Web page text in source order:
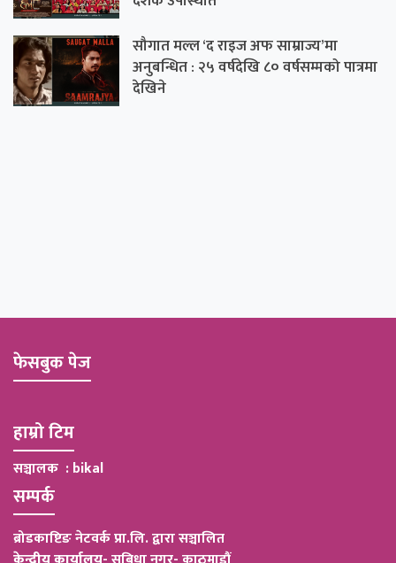
सौगात मल्ल ‘द राइज अफ साम्राज्य’मा
अनुबन्धित : २५ वर्षदेखि ८० वर्षसम्मको पात्रमा
देखिने
फेसबुक पेज
हाम्रो टिम
सञ्चालक : bikal
सम्पर्क
ब्रोडकाष्टिङ नेटवर्क प्रा.लि. द्वारा सञ्चालित